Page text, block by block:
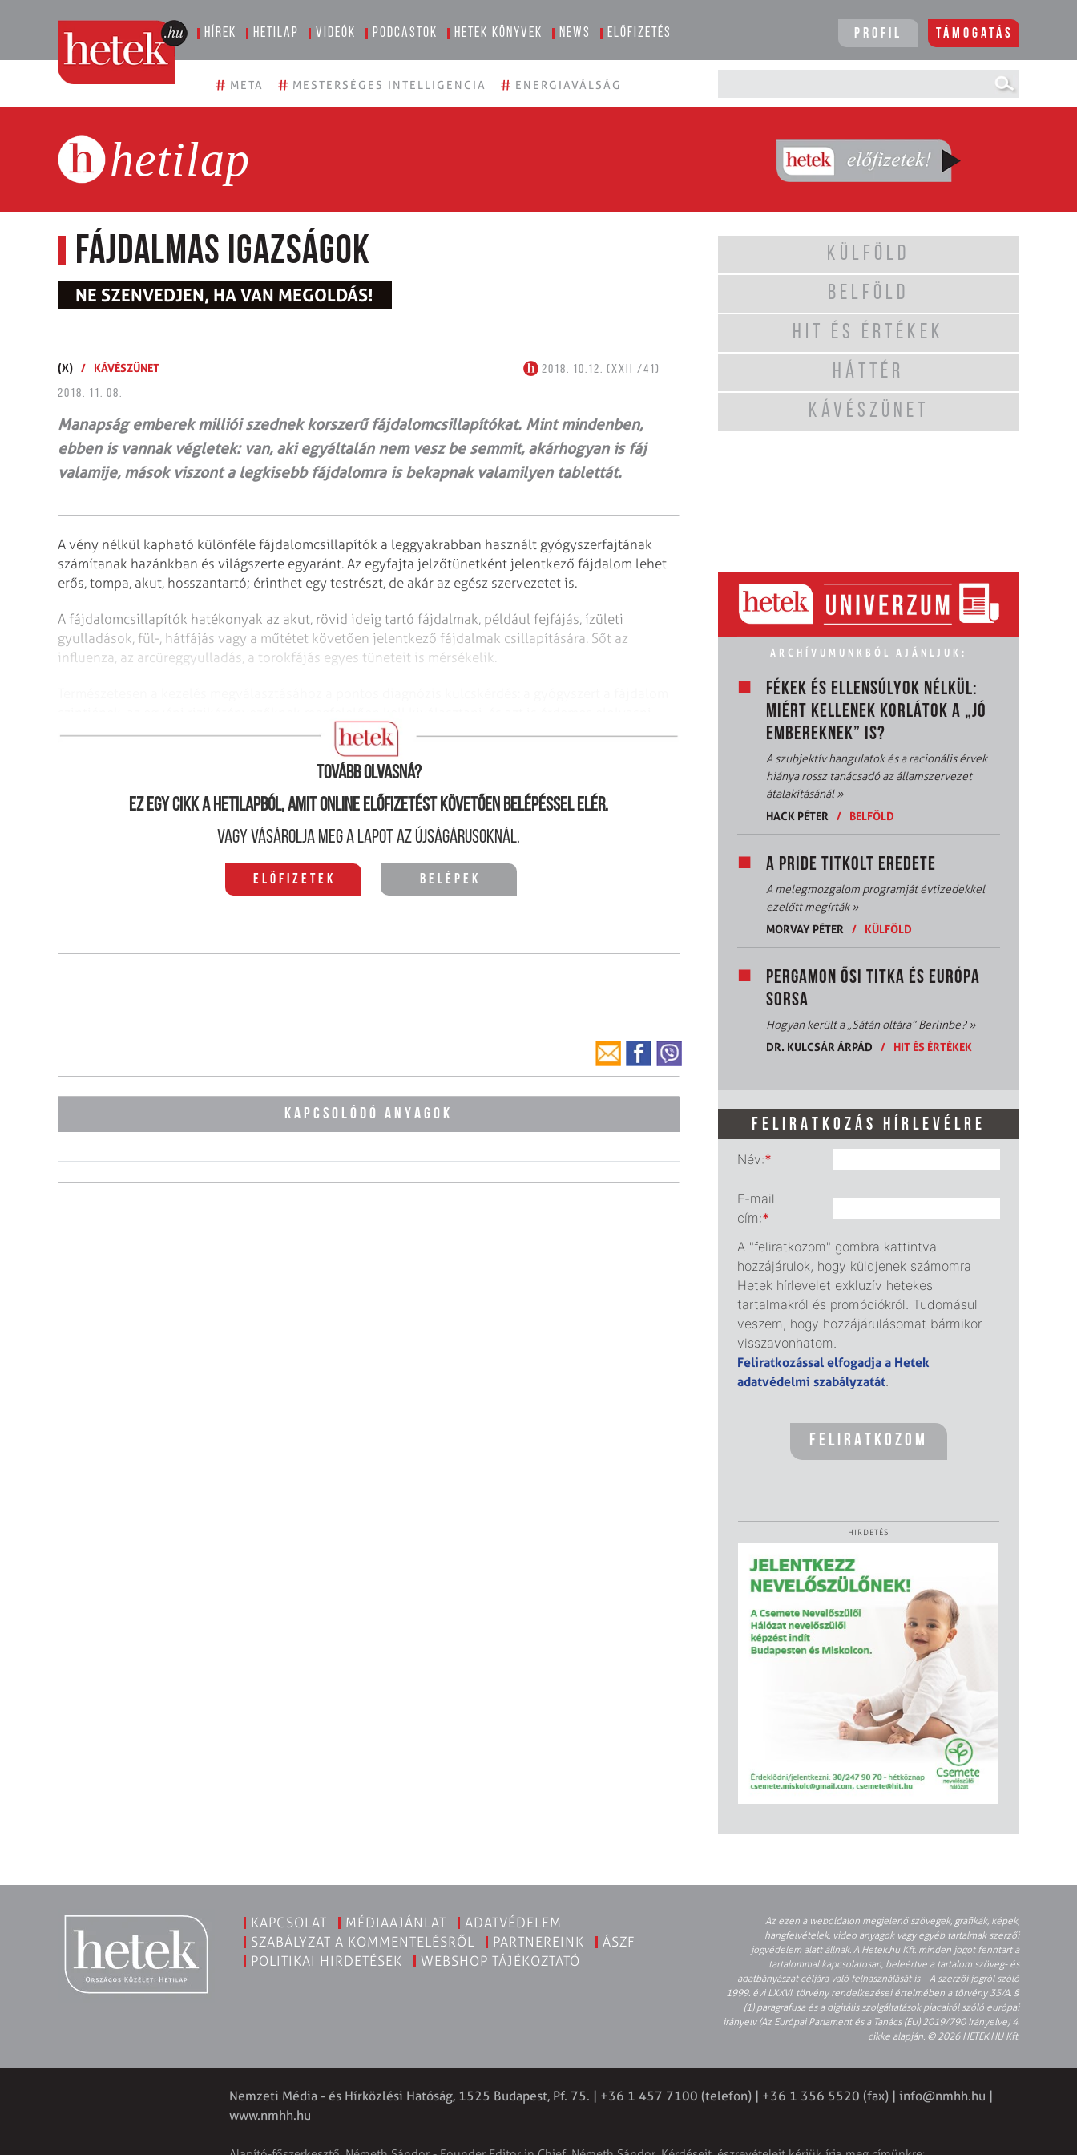
Hírek Hetilap Videók Podcastok Hetek könyvek News Előfizetés Profil Támogatás
# META # MESTERSÉGES INTELLIGENCIA # ENERGIAVÁLSÁG
hetilap
Fájdalmas igazságok
NE SZENVEDJEN, HA VAN MEGOLDÁS!
(X) / KÁVÉSZÜNET
2018. 10.12. (XXII /41)
2018. 11. 08.
Manapság emberek milliói szednek korszerű fájdalomcsillapítókat. Mint mindenben,
ebben is vannak végletek: van, aki egyáltalán nem vesz be semmit, akárhogyan is fáj
valamije, mások viszont a legkisebb fájdalomra is bekapnak valamilyen tablettát.
A vény nélkül kapható különféle fájdalomcsillapítók a leggyakrabban használt gyógyszerfajtának
számítanak hazánkban és világszerte egyaránt. Az egyfajta jelzőtünetként jelentkező fájdalom lehet
erős, tompa, akut, hosszantartó; érinthet egy testrészt, de akár az egész szervezetet is.
A fájdalomcsillapítók hatékonyak az akut, rövid ideig tartó fájdalmak, például fejfájás, ízületi
gyulladások, fül-, hátfájás vagy a műtétet követően jelentkező fájdalmak csillapítására. Sőt az
influenza, az arcüreggyulladás, a torokfájás egyes tüneteit is mérsékelik.
hogy a készítmény kölcsönhatásba léphet-e az esetlegesen szedett egyéb gyógyszerekkel.
Tovább olvasná?
Ez egy cikk a hetilapból, amit online előfizetést követően belépéssel elér.
Vagy vásárolja meg a lapot az újságárusoknál.
Előfizetek Belépek
KAPCSOLÓDÓ ANYAGOK
KÜLFÖLD
BELFÖLD
HIT ÉS ÉRTÉKEK
HÁTTÉR
KÁVÉSZÜNET
ARCHÍVUMUNKBÓL AJÁNLJUK:
FÉKEK ÉS ELLENSÚLYOK NÉLKÜL:
MIÉRT KELLENEK KORLÁTOK A „JÓ
EMBEREKNEK” IS?
A szubjektív hangulatok és a racionális érvek
hiánya rossz tanácsadó az államszervezet
átalakításánál»
HACK PÉTER
/ BELFÖLD
A PRIDE TITKOLT EREDETE
A melegmozgalom programját évtizedekkel
ezelőtt megírták»
MORVAY PÉTER
/ KÜLFÖLD
PERGAMON ŐSI TITKA ÉS EURÓPA
SORSA
Hogyan került a „Sátán oltára” Berlinbe?»
DR. KULCSÁR ÁRPÁD
/ HIT ÉS ÉRTÉKEK
FELIRATKOZÁS HÍRLEVÉLRE
Név:*
E-mail
cím:*
A "feliratkozom" gombra kattintva
hozzájárulok, hogy küldjenek számomra
Hetek hírlevelet exkluzív hetekes
tartalmakról és promóciókról. Tudomásul
veszem, hogy hozzájárulásomat bármikor
visszavonhatom.
Feliratkozással elfogadja a Hetek
adatvédelmi szabályzatát.
HIRDETÉS
KAPCSOLAT MÉDIAAJÁNLAT
ADATVÉDELEM
SZABÁLYZAT A KOMMENTELÉSRŐL
PARTNEREINK
ÁSZF
POLITIKAI HIRDETÉSEK
WEBSHOP TÁJÉKOZTATÓ
Az ezen a weboldalon megjelenő szövegek, grafikák, képek,
hangfelvételek, video anyagok vagy egyéb tartalmak szerzői
jogvédelem alatt állnak. A Hetek.hu Kft. minden jogot fenntart a
tartalommal kapcsolatosan, beleértve a tartalom szöveg- és
adatbányászat céljára való felhasználását is – A szerzői jogról szóló
1999. évi LXXVI. törvény rendelkezései értelmében a törvény 35/A. §
(1) paragrafusa és a digitális szolgáltatások piacairól szóló európai
irányelv (Az Európai Parlament és a Tanács (EU) 2019/790 Irányelve) 4.
cikke alapján. © 2026 HETEK.HU Kft.
Nemzeti Média - és Hírközlési Hatóság, 1525 Budapest, Pf. 75. | +36 1 457 7100 (telefon) | +36 1 356 5520 (fax) | info@nmhh.hu
www.nmhh.hu